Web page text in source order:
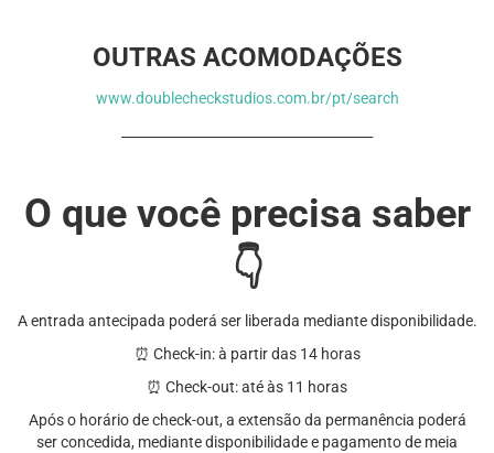
OUTRAS ACOMODAÇÕES
www.doublecheckstudios.com.br/pt/search
O que você precisa saber
👇
A entrada antecipada poderá ser liberada mediante disponibilidade.
⏰ Check-in: à partir das 14 horas
⏰ Check-out: até às 11 horas
Após o horário de check-out, a extensão da permanência poderá
ser concedida, mediantedisponibilidade e pagamento de meia